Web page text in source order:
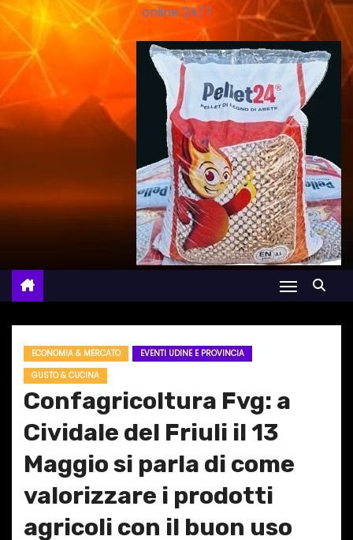
online 24/7
ECONOMIA & MERCATO
EVENTI UDINE E PROVINCIA
GUSTO & CUCINA
Confagricoltura Fvg: a
Cividale del Friuli il 13
Maggio si parla di come
valorizzare i prodotti
agricoli con il buon uso